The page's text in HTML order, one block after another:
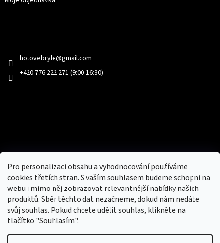
Pro personalizaci obsahu a vyhodnocování používáme
cookies třetích stran. S vaším souhlasem budeme schopni na
webu i mimo něj zobrazovat relevantnější nabídky našich
produktů. Sběr těchto dat nezačneme, dokud nám nedáte
svůj souhlas. Pokud chcete udělit souhlas, klikněte na
tlačítko "Souhlasím".
hotovebryle@gmail.com
+420 776 222 271 (9:00-16:30)
Nový obchod s batohy, cestovními zavazadly, tašky a peněženky